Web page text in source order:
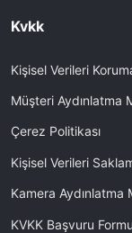
Kvkk
Kişisel Verileri
Müşteri Aydınlatma
Çerez Politikası
Kişisel Verileri
Kamera Aydınlatma
KVKK Başvuru Formu